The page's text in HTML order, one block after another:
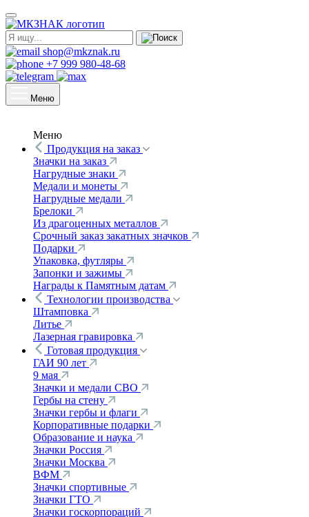
shop@mkznak.ru
+7 999 980-48-68
Меню
Меню
Продукция на заказ
Значки на заказ
Нагрудные знаки
Медали и монеты
Нагрудные медали
Брелоки
Из драгоценных металлов
Срочный заказ закатных значков
Подарки
Упаковка, футляры
Запонки и зажимы
Награды к Памятным датам
Технологии производства
Штамповка
Литье
Лазерная гравировка
Готовая продукция
ГАИ 90 лет
9 мая
Значки и медали СВО
Гербы на стену
Значки гербы и флаги
Корпоративные подарки
Образование и наука
Значки Россия
Значки Москва
ВФМ
Значки спортивные
Значки ГТО
Значки госкорпораций